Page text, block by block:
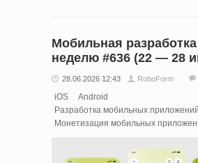
Мобильная разработка
неделю #636 (22 — 28
28.06.2026 12:43 RoboForm
iOS
Android
Разработка мобильных приложений
Монетизация мобильных